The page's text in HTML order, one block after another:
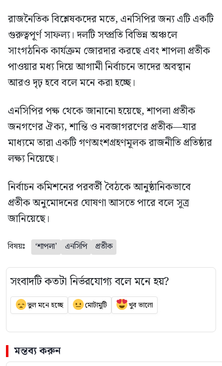
রাজনৈতিক বিশ্লেষকদের মতে, এনসিপির জন্য এটি একটি
গুরুত্বপূর্ণ সাফল্য। দলটি সম্প্রতি বিভিন্ন অঞ্চলে
সাংগঠনিক কার্যক্রম জোরদার করছে এবং শাপলা প্রতীক
পাওয়ার মধ্য দিয়ে আগামী নির্বাচনে তাদের অবস্থান
আরও দৃঢ় হবে বলে মনে করা হচ্ছে।
এনসিপির পক্ষ থেকে জানানো হয়েছে, শাপলা প্রতীক
জনগণের ঐক্য, শান্তি ও নবজাগরণের প্রতীক—যার
মাধ্যমে তারা একটি গণঅংশগ্রহণমূলক রাজনীতি প্রতিষ্ঠার
লক্ষ্য নিয়েছে।
নির্বাচন কমিশনের পরবর্তী বৈঠকে আনুষ্ঠানিকভাবে
প্রতীক অনুমোদনের ঘোষণা আসতে পারে বলে সূত্র
জানিয়েছে।
বিষয়ঃ ‘শাপলা’ এনসিপি প্রতীক
সংবাদটি কতটা নির্ভরযোগ্য বলে মনে হয়?
ভুল মনে হচ্ছে মোটামুটি খুব ভালো
মন্তব্য করুন